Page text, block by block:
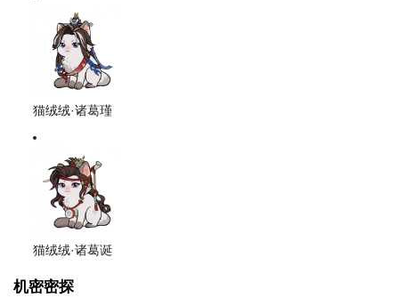
猫绒绒·诸葛瑾
猫绒绒·诸葛诞
机密密探